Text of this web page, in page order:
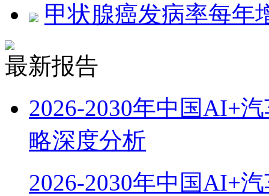
甲状腺癌发病率每年
最新报告
2026-2030年中国AI+
略深度分析
2026-2030年中国AI+